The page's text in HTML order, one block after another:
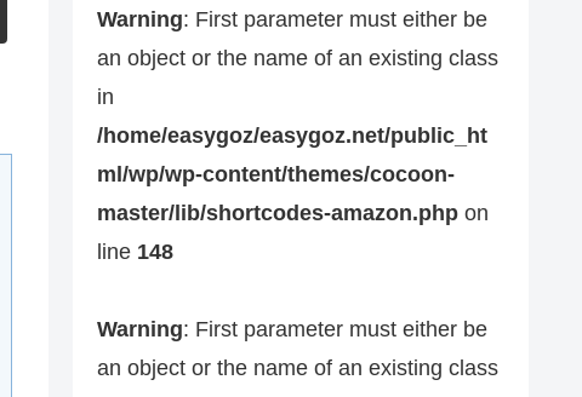
Warning: First parameter must either be
an object or the name of an existing class
in
/home/easygoz/easygoz.net/public_ht
ml/wp/wp-content/themes/cocoon-
master/lib/shortcodes-amazon.php on
line 148
Warning: First parameter must either be
an object or the name of an existing class